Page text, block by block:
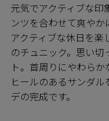
元気でアクティブな
ンツを合わせて爽や
アクティブな休日を楽
のチュニック。思い切
ト。首周りにやわら
ヒールのあるサンダ
デの完成です。